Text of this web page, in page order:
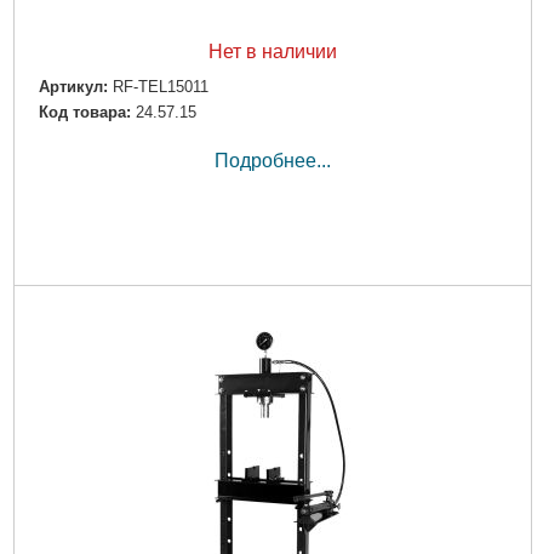
Нет в наличии
Артикул: RF-TEL15011
Код товара: 24.57.15
Подробнее...